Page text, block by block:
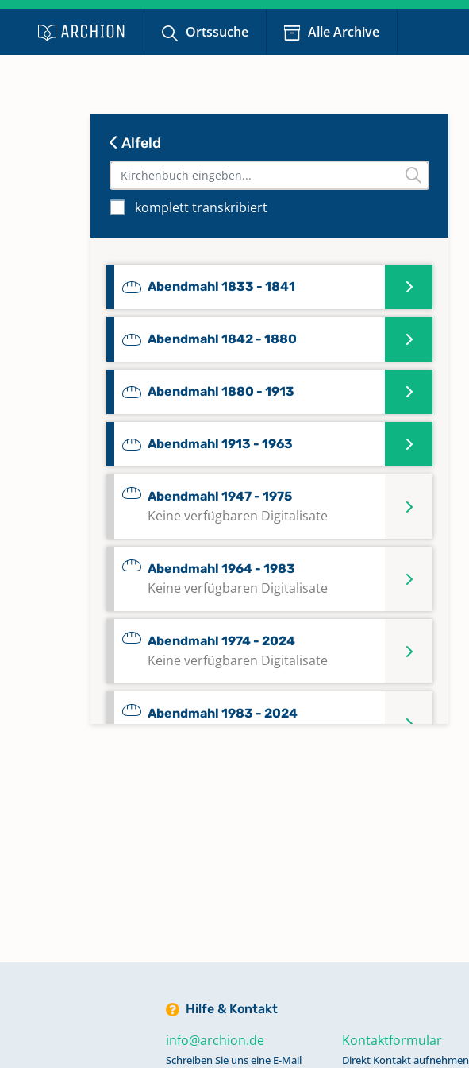
Ortssuche Alle Archive
Alfeld
komplett transkribiert
Abendmahl 1833 - 1841
Abendmahl 1842 - 1880
Abendmahl 1880 - 1913
Abendmahl 1913 - 1963
Abendmahl 1947 - 1975
Keine verfügbaren Digitalisate
Abendmahl 1964 - 1983
Keine verfügbaren Digitalisate
Abendmahl 1974 - 2024
Keine verfügbaren Digitalisate
Abendmahl 1983 - 2024
1802 - 1856; Trauungen 1802 - 1856;
Alphabetisches Register zu Taufen
1856 - 1957
Hilfe & Kontakt
info@archion.de
Schreiben Sie uns eine E-Mail
Kontaktformular
Direkt Kontakt aufnehmen